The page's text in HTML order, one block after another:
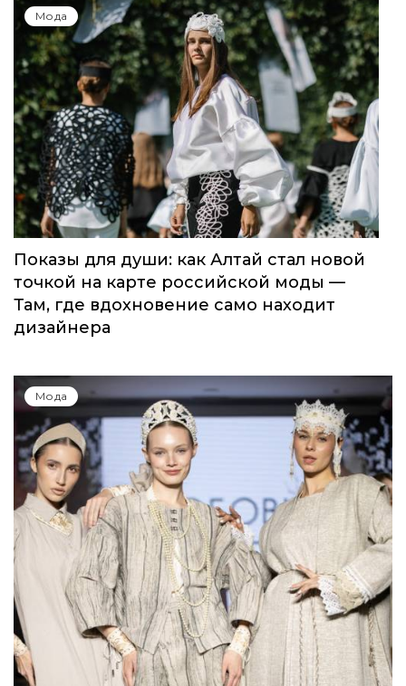
Мода
Показы для души: как Алтай стал новой
точкой на карте российской моды —
Там, где вдохновение само находит
дизайнера
Мода